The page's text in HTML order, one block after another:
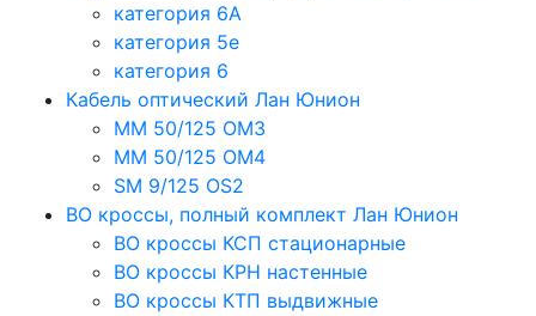
категория 6A
категория 5e
категория 6
Кабель оптический Лан Юнион
MM 50/125 OM3
MM 50/125 OM4
SM 9/125 OS2
ВО кроссы, полный комплект Лан Юнион
ВО кроссы КСП стационарные
ВО кроссы КРН настенные
ВО кроссы КТП выдвижные